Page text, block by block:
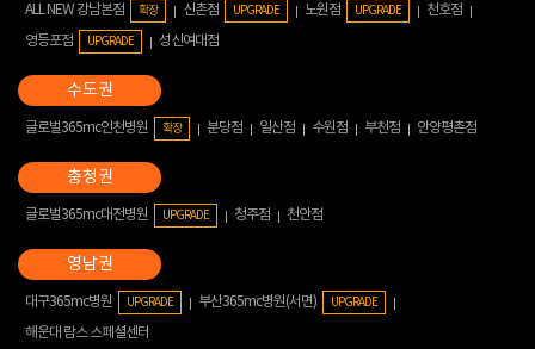
ALL NEW 강남본점 확장 신촌점 UPGRADE 노원점 UPGRADE
천호점
영등포점
UPGRADE 성신여대점
글로벌365mc인천병원 확장 분당점 일산점 수원점 부천점 안양평촌점
글로벌365mc대전병원 UPGRADE 청주점 천안점
대구365mc병원 UPGRADE 부산365mc병원(서면) UPGRADE
해운대 람스 스페셜센터